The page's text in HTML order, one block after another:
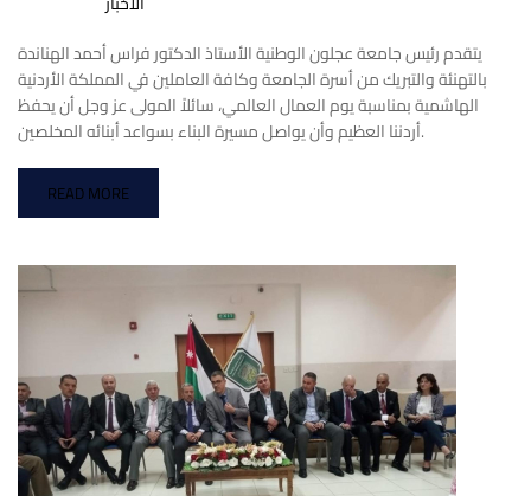
يتقدم رئيس جامعة عجلون الوطنية الأستاذ الدكتور فراس أحمد الهناندة
بالتهنئة والتبريك من أسرة الجامعة وكافة العاملين في المملكة الأردنية
الهاشمية بمناسبة يوم العمال العالمي، سائلاً المولى عز وجل أن يحفظ
أردننا العظيم وأن يواصل مسيرة البناء بسواعد أبنائه المخلصين.
READ MORE